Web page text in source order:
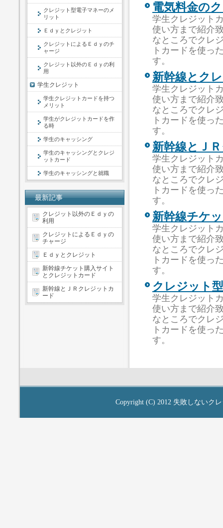
電気料金の
学生クレジット
使い方まで紹介
なところでクレ
トカードを使っ
す。
新幹線とク
学生クレジット
使い方まで紹介
なところでクレ
トカードを使っ
す。
新幹線とＪ
学生クレジット
使い方まで紹介
なところでクレ
トカードを使っ
す。
新幹線チケ
学生クレジット
使い方まで紹介
なところでクレ
トカードを使っ
す。
クレジット
学生クレジット
使い方まで紹介
なところでクレ
トカードを使っ
す。
クレジット型電子マネーのメ
リット
Ｅｄｙとクレジット
クレジットによるＥｄｙのチ
ャージ
クレジット以外のＥｄｙの利
用
学生クレジット
学生クレジットカードを持つ
メリット
学生がクレジットカードを作
る時
学生のキャッシング
学生のキャッシングとクレジ
ットカード
学生のキャッシングと就職
最新記事
クレジット以外のＥｄｙの
利用
クレジットによるＥｄｙの
チャージ
Ｅｄｙとクレジット
新幹線チケット購入サイト
とクレジットカード
新幹線とＪＲクレジットカ
ード
Copyright (C) 2012 失敗しないク